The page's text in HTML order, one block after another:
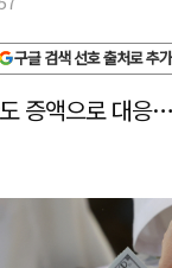
구글 검색 선호 출처로 추가
증액으로 대응